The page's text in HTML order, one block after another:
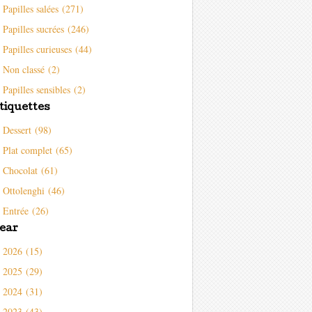
Papilles salées (271)
Papilles sucrées (246)
Papilles curieuses (44)
Non classé (2)
Papilles sensibles (2)
Dessert (98)
Plat complet (65)
Chocolat (61)
Ottolenghi (46)
Entrée (26)
2026 (15)
2025 (29)
2024 (31)